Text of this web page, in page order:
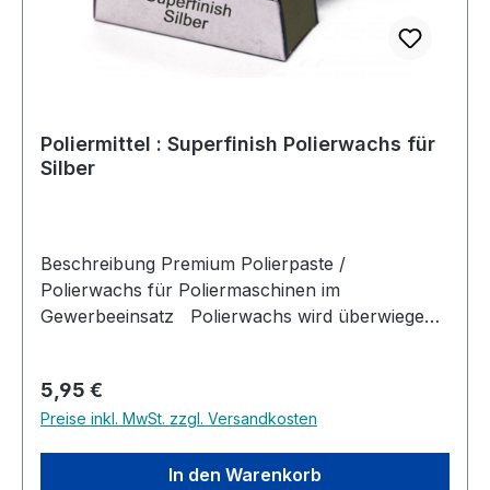
Poliermittel : Superfinish Polierwachs für
Silber
Beschreibung Premium Polierpaste /
Polierwachs für Poliermaschinen im
Gewerbeeinsatz Polierwachs wird überwiegend
u.s.w.) genutzt. Es dient zum einen den beim
schärfen entstehenden Grat am Werkstück zu
entfernen und zum anderen soll darüber hinaus
auch die Güte der Oberfläche bearbeitet
Regulärer Preis:
5,95 €
Preise inkl. MwSt. zzgl. Versandkosten
In den Warenkorb